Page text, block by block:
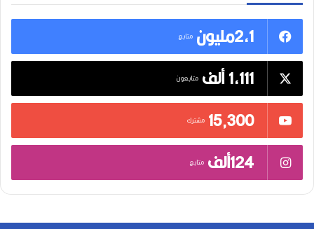
2,1مليون
متابع
1,111 ألف متابعون
15٬300 مشترك
124ألف متابع